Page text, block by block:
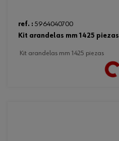
ref. : 5964040700
kit arandelas mm 1425 piezas
kit arandelas mm 1425 piezas
Loading...